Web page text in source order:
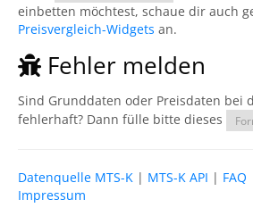
einbetten möchtest, schaue dir auch
Preisvergleich-Widgets an.
Fehler melden
Sind Grunddaten oder Preisdaten bei
fehlerhaft? Dann fülle bitte dieses
Datenquelle MTS-K | MTS-K API | FAQ
Impressum